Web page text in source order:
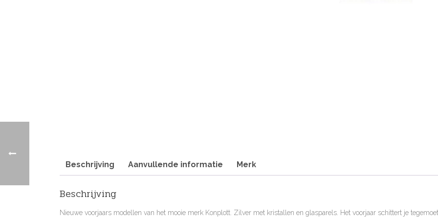
Beschrijving Aanvullende informatie Merk
Beschrijving
Nieuwe voorjaars modellen van het mooie merk Konplott. Zilver met kristallen en glasparels. Het voorjaar schittert je